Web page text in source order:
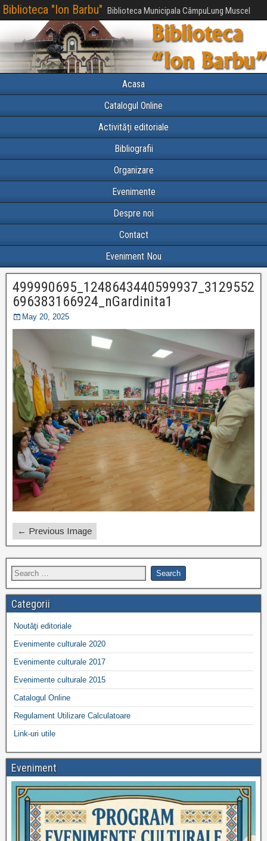
Biblioteca "Ion Barbu" Biblioteca Municipala CâmpuLung Muscel
Acasa
Catalogul Online
Activități editoriale
Bibliografii
Organizare
Evenimente
Despre noi
Contact
Eveniment Nou
499990695_1248643440599937_3129552
696383166924_nGardinita1
May 20, 2025
← Previous Image
Categorii
Noutăţi editoriale
Evenimente culturale 2020
Evenimente culturale 2017
Evenimente culturale 2015
Catalogul Online
Regulament Utilizare Calculatoare
Link-uri utile
Eveniment